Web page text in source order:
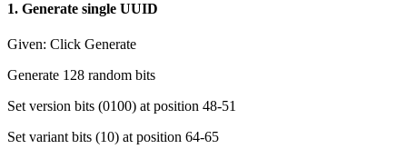
1. Generate single UUID
Given: Click Generate
Generate 128 random bits
Set version bits (0100) at position 48-51
Set variant bits (10) at position 64-65